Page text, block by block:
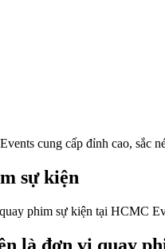
cung cấp đỉnh cao, sắc
sự kiện
phim sự kiện tại HCMC
là đơn vị quay